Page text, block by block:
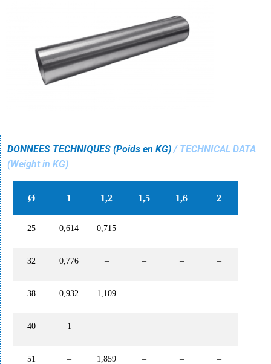
DONNEES TECHNIQUES (Poids en KG) / TECHNICAL DATA
(Weight in KG)
Ø 1 1,2 1,5 1,6 2
25 0,614 0,715 – – –
32 0,776 – – – –
38 0,932 1,109 – – –
40 1 – – – –
51 – 1,859 – – –